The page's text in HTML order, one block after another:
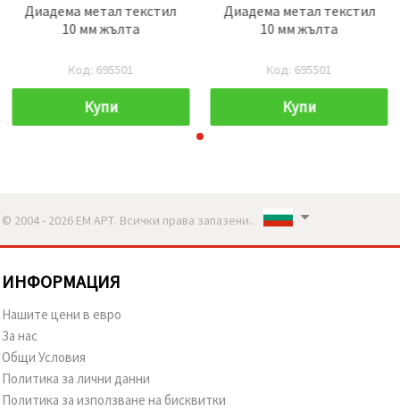
Диадема метал текстил
10 мм жълта
Код: 695501
Купи
Диадема метал текстил
10 мм жълта
Код: 695501
Купи
© 2004 - 2026 ЕМ АРТ. Всички права запазени..
ИНФОРМАЦИЯ
Нашите цени в евро
За нас
Общи Условия
Политика за лични данни
Политика за използване на бисквитки